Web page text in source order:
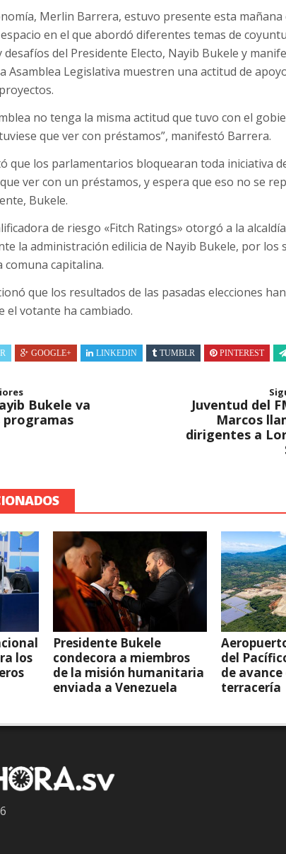
Merlin Barrera, estuvo presente esta
en el que abordó diferentes temas de
del Presidente Electo, Nayib Bukele y
Asamblea Legislativa muestren una actitud de
no tenga la misma actitud que tuvo con el
que ver con préstamos”, manifestó Barrera.
que los parlamentarios bloquearan toda iniciativa
ver con un préstamos, y espera que eso no se
Bukele.
de riesgo «Fitch Ratings» otorgó a la
la administración edilicia de Nayib Bukele, por los
comuna capitalina.
que los resultados de las pasadas elecciones
el votante ha cambiado.
GOOGLE+ LINKEDIN TUMBLR PINTEREST
Bukele va
Juventud del
Marcos
dirigentes a
los
Presidente Bukele
condecora a miembros
de la misión humanitaria
enviada a Venezuela
del
de avance
terracería